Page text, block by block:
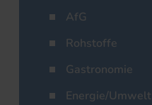
AfG
Rohstoffe
Gastronomie
Energie/Umwelt